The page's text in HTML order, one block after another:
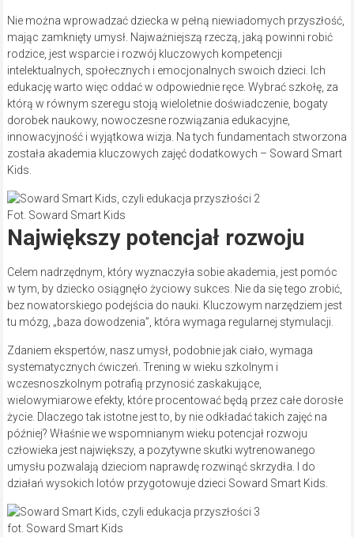
Nie można wprowadzać dziecka w pełną niewiadomych przyszłość,
mając zamknięty umysł. Najważniejszą rzeczą, jaką powinni robić
rodzice, jest wsparcie i rozwój kluczowych kompetencji
intelektualnych, społecznych i emocjonalnych swoich dzieci. Ich
edukację warto więc oddać w odpowiednie ręce. Wybrać szkołę, za
którą w równym szeregu stoją wieloletnie doświadczenie, bogaty
dorobek naukowy, nowoczesne rozwiązania edukacyjne,
innowacyjność i wyjątkowa wizja. Na tych fundamentach stworzona
została akademia kluczowych zajęć dodatkowych – Soward Smart
Kids.
Fot. Soward Smart Kids
Największy potencjał rozwoju
Celem nadrzędnym, który wyznaczyła sobie akademia, jest pomóc
w tym, by dziecko osiągnęło życiowy sukces. Nie da się tego zrobić,
bez nowatorskiego podejścia do nauki. Kluczowym narzędziem jest
tu mózg, „baza dowodzenia”, która wymaga regularnej stymulacji.
Zdaniem ekspertów, nasz umysł, podobnie jak ciało, wymaga
systematycznych ćwiczeń. Trening w wieku szkolnym i
wczesnoszkolnym potrafią przynosić zaskakujące,
wielowymiarowe efekty, które procentować będą przez całe dorosłe
życie. Dlaczego tak istotne jest to, by nie odkładać takich zajęć na
później? Właśnie we wspomnianym wieku potencjał rozwoju
człowieka jest największy, a pozytywne skutki wytrenowanego
umysłu pozwalają dzieciom naprawdę rozwinąć skrzydła. I do
działań wysokich lotów przygotowuje dzieci Soward Smart Kids.
fot. Soward Smart Kids